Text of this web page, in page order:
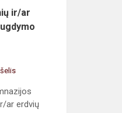
ir/ar
ar erdvių